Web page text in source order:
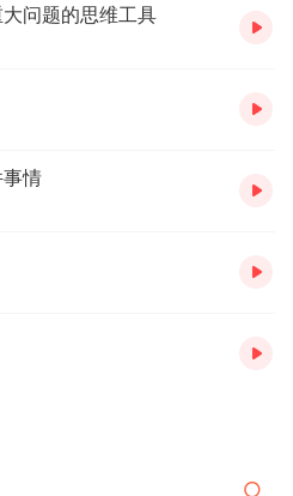
问题的思维工具
情